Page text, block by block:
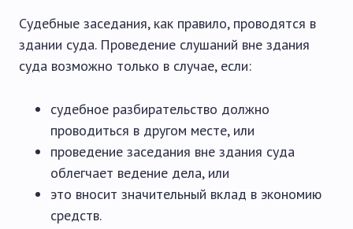
Судебные заседания, как правило, проводятся в
здании суда. Проведение слушаний вне здания
суда возможно только в случае, если:
судебное разбирательство должно
проводиться в другом месте, или
проведение заседания вне здания суда
облегчает ведение дела, или
это вносит значительный вклад в экономию
средств.